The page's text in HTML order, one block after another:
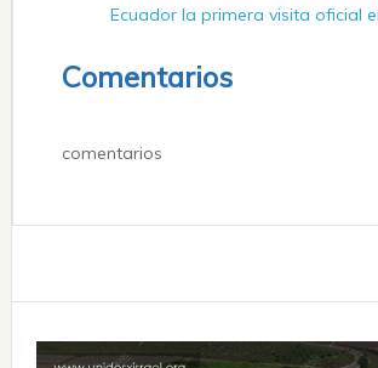
Ecuador la primera visita oficial
Comentarios
comentarios